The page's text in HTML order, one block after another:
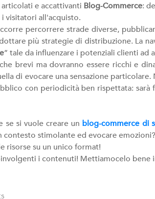
e accattivanti Blog-Commerce:
visitatori all'acquisto.
percorrere strade diverse,
più strategie di distribuzione. La
” tale da influenzare i potenziali clienti ad
brevi ma dovranno essere ricchi e
di evocare una sensazione
con periodicità ben rispettata: sarà
se si vuole creare un blog-commerce di
stimolante ed evocare
risorse su un unico format!
i contenuti! Mettiamocelo bene